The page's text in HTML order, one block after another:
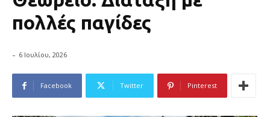
πολλές παγίδες
- 6 Ιουλίου, 2026
Facebook Twitter Pinterest